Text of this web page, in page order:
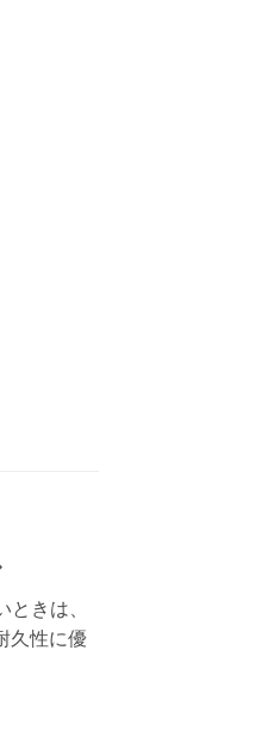
きは、
久性に優